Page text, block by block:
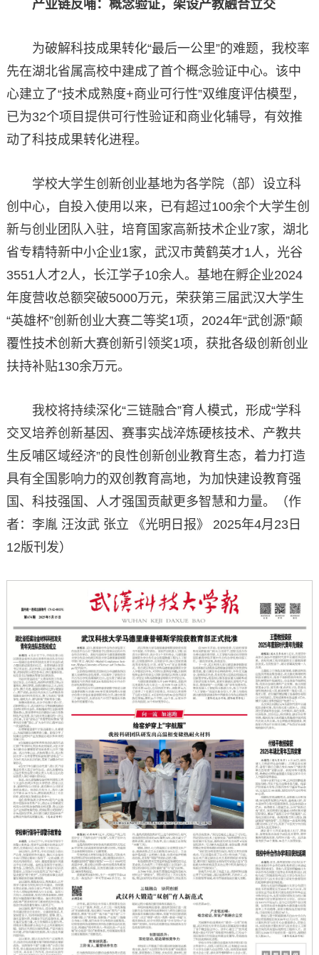
产业链反哺：概念验证，架设产教融合立交
为破解科技成果转化“最后一公里”的难题，我校率
先在湖北省属高校中建成了首个概念验证中心。该中
心建立了“技术成熟度+商业可行性”双维度评估模型，
已为32个项目提供可行性验证和商业化辅导，有效推
动了科技成果转化进程。
学校大学生创新创业基地为各学院（部）设立科
创中心，自投入使用以来，已有超过100余个大学生创
新与创业团队入驻，培育国家高新技术企业7家，湖北
省专精特新中小企业1家，武汉市黄鹤英才1人，光谷
3551人才2人，长江学子10余人。基地在孵企业2024
年度营收总额突破5000万元，荣获第三届武汉大学生
“英雄杯”创新创业大赛二等奖1项，2024年“武创源”颠
覆性技术创新大赛创新引领奖1项，获批各级创新创业
扶持补贴130余万元。
我校将持续深化“三链融合”育人模式，形成“学科
交叉培养创新基因、赛事实战淬炼硬核技术、产教共
生反哺区域经济”的良性创新创业教育生态，着力打造
具有全国影响力的双创教育高地，为加快建设教育强
国、科技强国、人才强国贡献更多智慧和力量。（作
者：李胤 汪汝武 张立 《光明日报》 2025年4月23日
12版刊发）